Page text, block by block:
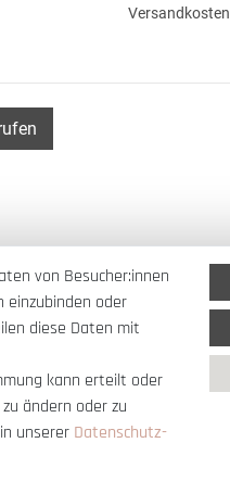
Versandkosten
von Besucher:innen
einzubinden oder
diese Daten mit
kann erteilt oder
ändern oder zu
unserer Daten­schutz­